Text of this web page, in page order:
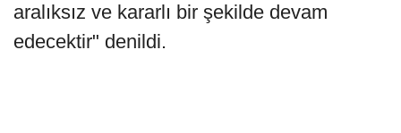
aralıksız ve kararlı bir şekilde devam
edecektir" denildi.